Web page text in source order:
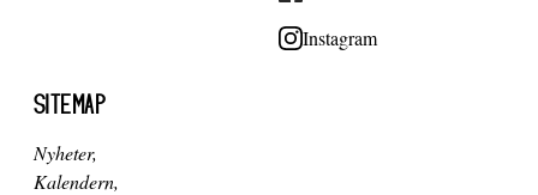
Instagram
SITEMAP
Nyheter
Kalendern